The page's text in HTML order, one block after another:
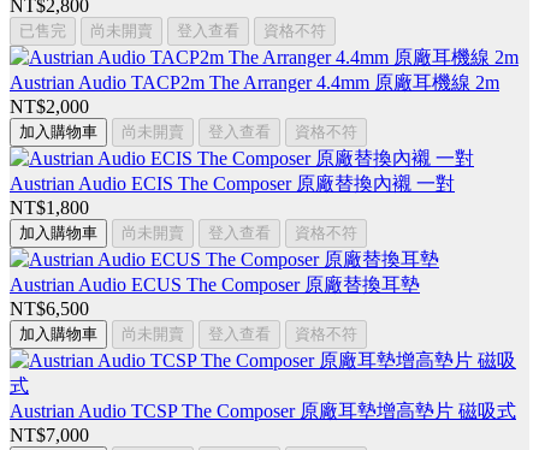
NT$2,800
已售完 尚未開賣 登入查看 資格不符
Austrian Audio TACP2m The Arranger 4.4mm 原廠耳機線 2m
NT$2,000
加入購物車 尚未開賣 登入查看 資格不符
Austrian Audio ECIS The Composer 原廠替換內襯 一對
NT$1,800
加入購物車 尚未開賣 登入查看 資格不符
Austrian Audio ECUS The Composer 原廠替換耳墊
NT$6,500
加入購物車 尚未開賣 登入查看 資格不符
Austrian Audio TCSP The Composer 原廠耳墊增高墊片 磁吸式
NT$7,000